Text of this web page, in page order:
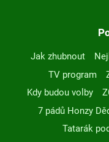
Jak zhubnout
TV program
Kdy budou volby
7 pádů Honzy
Tatarák